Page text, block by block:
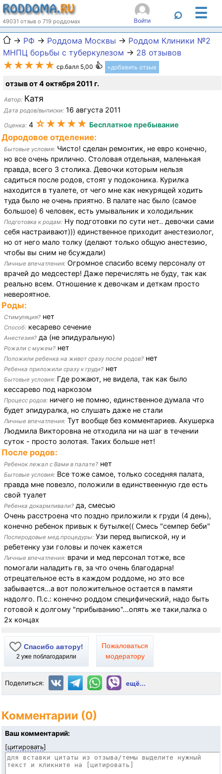
49031 отзыв о 719 роддомах Войти ⌕ ☰
→ РФ → Роддома Москвы → Роддом Клиники №2
МНПЦ борьбы с туберкулезом → 28 отзывов
★★★★★ ср.балл 5,00 +добавить отзыв
отзыв от 4 октября 2011 г.
Автор: Катя
Дата родов/выписки: 16 августа 2011
Оценка: 4 ☆★★★★ Бесплатное пребывание
Дородовое отделение:
Бытовые условия: Чисто! сделан ремонтик, не евро конечно,
но все очень прилично. Столовая отдельная, маленькая
правда, всего 3 столика. Девочки которым нельзя
садиться после родов, стоят у подоконика. Курилка
находится в туалете, от чего мне как некурящей ходить
туда было не очень приятно. В палате нас было (самое
большое) 6 человек, есть умывальник и холодильник
Подготовка к родам: Ну подготовки по сути нет.. девочки сами
себя настраивают))) единственное приходит анестезиолог,
но от него мало толку (делают только общую анестезию,
чтобы вы сним не бсуждали)
Личные впечатления: Огромное спасибо всему персоналу от
врачей до медсестер! Даже перечислять не буду, так как
реально всем. Отношение к девочкам и деткам просто
невероятное.
Роды:
Стимуляция? нет
Способ: кесарево сечение
Анестезия? да (не эпидуральную)
Рожали с мужем? нет
Положили ребенка на живот сразу после родов? нет
Ребенка приложили сразу к груди? нет
Бытовые условия: Где рожают, не видела, так как было
кессарево под наркозом
Процесс родов: ничего не помню, единственное думала что
будет эпидуралка, но слушать даже не стали
Личные впечатления: Тут вообще без комментариев. Акушерка
Людмила Викторовна не отходила ни на шаг в течении
суток - просто золотая. Таких больше нет!
После родов:
Ребенок лежал с Вами в палате? нет
Бытовые условия: Все тоже самое, только соседняя палата,
правда мне повезло, положили в единствеенную где есть
свой туалет
Ребенка докармливали? да, смесью
Очень расстроена что поздно приложили к груди (4 день),
конечно ребенок привык к бутылке(( Смесь "семпер беби"
Послеродовые мед.процедуры: Узи перед выпиской, ну и
ребетенку узи головы и почек кажется
Личные впечатления: врачи и мед персонал тотже, все
помогали наладить гв, за что очень благодарна!
отрецательное есть в каждом роддоме, но это все
забывается...а вот положительное остается в памяти
надолго. П.с.: конечно роддом специфический, надо быть
готовой к долгому "прибыванию"...опять же таки,палка о
2х концах
Спасибо автору!
2 уже поблагодарили
Пожаловаться
модератору
Поделиться: ещё...
Комментарии (0)
Ваш комментарий:
[цитировать]